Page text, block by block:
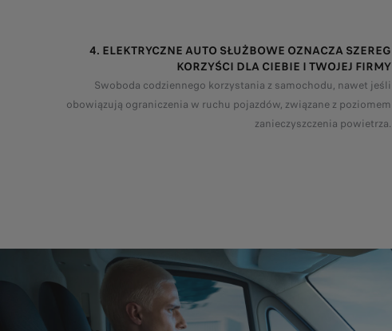
4. ELEKTRYCZNE AUTO SŁUŻBOWE OZNACZA SZEREG
KORZYŚCI DLA CIEBIE I TWOJEJ FIRMY
Swoboda codziennego korzystania z samochodu, nawet jeśli
obowiązują ograniczenia w ruchu pojazdów, związane z poziomem
zanieczyszczenia powietrza.